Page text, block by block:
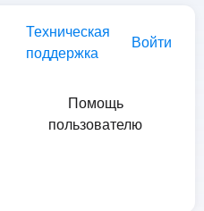
Техническая
поддержка
Войти
Помощь
пользователю